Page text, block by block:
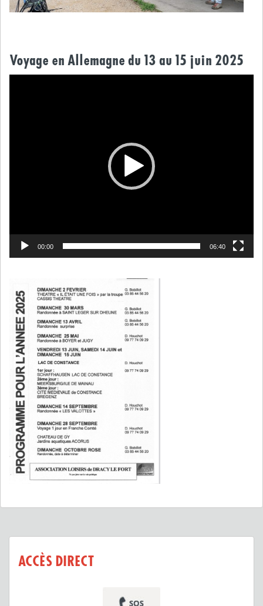
Voyage en Allemagne du 13 au 15 juin 2025
00:00 06:40
ACCÈS DIRECT